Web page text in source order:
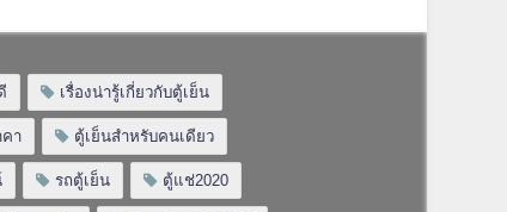
เรื่องน่ารู้เกี่ยวกับตู้เย็น
คา ตู้เย็นสำหรับคนเดียว
รถตู้เย็น ตู้แช่2020